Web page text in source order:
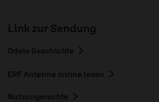
Link zur Sendung
Odels Geschichte
ERF Antenne online lesen
Nutzungsrechte